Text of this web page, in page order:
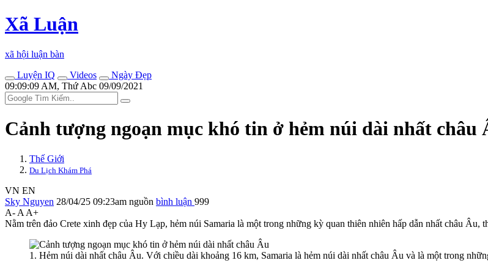
Xã Luận
xã hội luận bàn
Luyện IQ
Videos
Ngày Đẹp
09:09:09 AM, Thứ Abc 09/09/2021
Cảnh tượng ngoạn mục khó tin ở hẻm núi dài nhất châu
Thế Giới
Du Lịch Khám Phá
VN EN
Sky Nguyen 28/04/25 09:23am nguồn bình luận 999
A- A A+
Nằm trên đảo Crete xinh đẹp của Hy Lạp, hẻm núi Samaria là một trong những kỳ quan thiên nhiên hấp dẫn nhất châu Âu,
1. Hẻm núi dài nhất châu Âu. Với chiều dài khoảng 16 km, Samaria là hẻm núi dài nhất châu Âu và là một trong